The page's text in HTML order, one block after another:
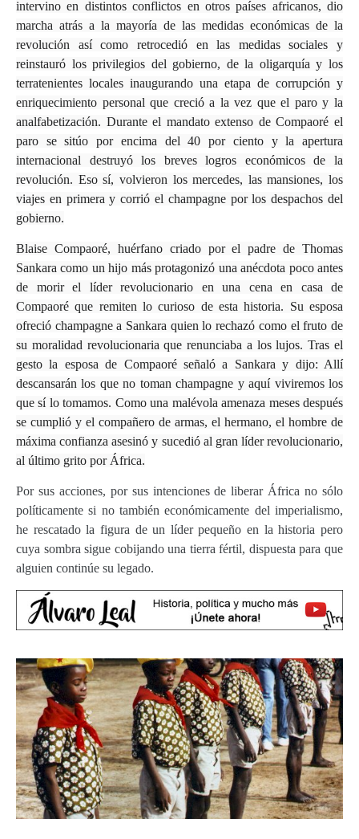
intervino en distintos conflictos en otros países africanos, dio
marcha atrás a la mayoría de las medidas económicas de la
revolución así como retrocedió en las medidas sociales y
reinstauró los privilegios del gobierno, de la oligarquía y los
terratenientes locales inaugurando una etapa de corrupción y
enriquecimiento personal que creció a la vez que el paro y la
analfabetización. Durante el mandato extenso de Compaoré el
paro se sitúo por encima del 40 por ciento y la apertura
internacional destruyó los breves logros económicos de la
revolución. Eso sí, volvieron los mercedes, las mansiones, los
viajes en primera y corrió el champagne por los despachos del
gobierno.
Blaise Compaoré, huérfano criado por el padre de Thomas
Sankara como un hijo más protagonizó una anécdota poco antes
de morir el líder revolucionario en una cena en casa de
Compaoré que remiten lo curioso de esta historia. Su esposa
ofreció champagne a Sankara quien lo rechazó como el fruto de
su moralidad revolucionaria que renunciaba a los lujos. Tras el
gesto la esposa de Compaoré señaló a Sankara y dijo: Allí
descansarán los que no toman champagne y aquí viviremos los
que sí lo tomamos. Como una malévola amenaza meses después
se cumplió y el compañero de armas, el hermano, el hombre de
máxima confianza asesinó y sucedió al gran líder revolucionario,
al último grito por África.
Por sus acciones, por sus intenciones de liberar África no sólo
políticamente si no también económicamente del imperialismo,
he rescatado la figura de un líder pequeño en la historia pero
cuya sombra sigue cobijando una tierra fértil, dispuesta para que
alguien continúe su legado.